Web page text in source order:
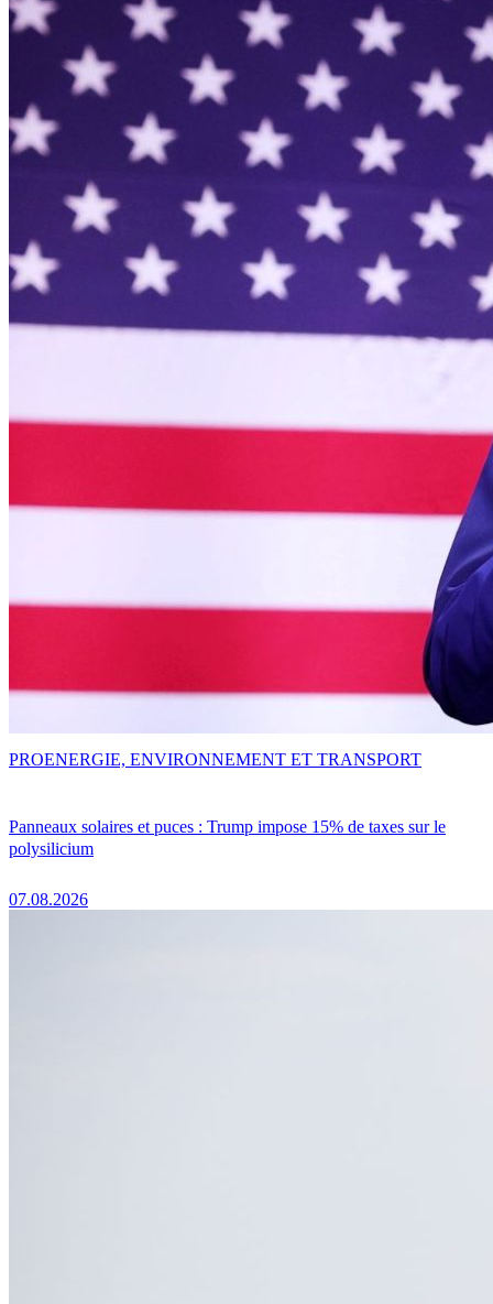
Panneaux solaires et puces : Trump impose 15% de taxes sur le
polysilicium
07.08.2026
PROENERGIE, ENVIRONNEMENT ET TRANSPORT